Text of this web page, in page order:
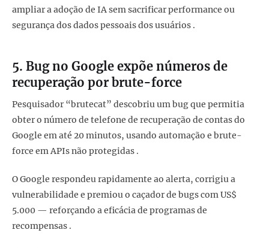
ampliar a adoção de IA sem sacrificar performance ou
segurança dos dados pessoais dos usuários .
5. Bug no Google expõe números de
recuperação por brute-force
Pesquisador “brutecat” descobriu um bug que permitia
obter o número de telefone de recuperação de contas do
Google em até 20 minutos, usando automação e brute-
force em APIs não protegidas .
O Google respondeu rapidamente ao alerta, corrigiu a
vulnerabilidade e premiou o caçador de bugs com US$
5.000 — reforçando a eficácia de programas de
recompensas .